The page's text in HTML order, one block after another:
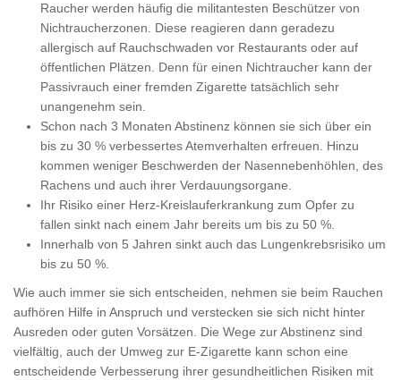
Raucher werden häufig die militantesten Beschützer von
Nichtraucherzonen. Diese reagieren dann geradezu
allergisch auf Rauchschwaden vor Restaurants oder auf
öffentlichen Plätzen. Denn für einen Nichtraucher kann der
Passivrauch einer fremden Zigarette tatsächlich sehr
unangenehm sein.
Schon nach 3 Monaten Abstinenz können sie sich über ein
bis zu 30 % verbessertes Atemverhalten erfreuen. Hinzu
kommen weniger Beschwerden der Nasennebenhöhlen, des
Rachens und auch ihrer Verdauungsorgane.
Ihr Risiko einer Herz-Kreislauferkrankung zum Opfer zu
fallen sinkt nach einem Jahr bereits um bis zu 50 %.
Innerhalb von 5 Jahren sinkt auch das Lungenkrebsrisiko um
bis zu 50 %.
Wie auch immer sie sich entscheiden, nehmen sie beim Rauchen
aufhören Hilfe in Anspruch und verstecken sie sich nicht hinter
Ausreden oder guten Vorsätzen. Die Wege zur Abstinenz sind
vielfältig, auch der Umweg zur E-Zigarette kann schon eine
entscheidende Verbesserung ihrer gesundheitlichen Risiken mit